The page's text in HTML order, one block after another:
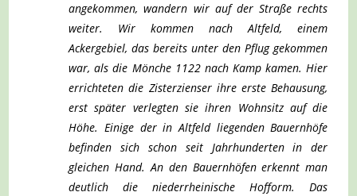
angekommen, wandern wir auf der Straße rechts
weiter. Wir kommen nach Altfeld, einem
Ackergebiel, das bereits unter den Pflug gekommen
war, als die Mönche 1122 nach Kamp kamen. Hier
errichteten die Zisterzienser ihre erste Behausung,
erst später verlegten sie ihren Wohnsitz auf die
Höhe. Einige der in Altfeld liegenden Bauernhöfe
befinden sich schon seit Jahrhunderten in der
gleichen Hand. An den Bauernhöfen erkennt man
deutlich die niederrheinische Hofform. Das